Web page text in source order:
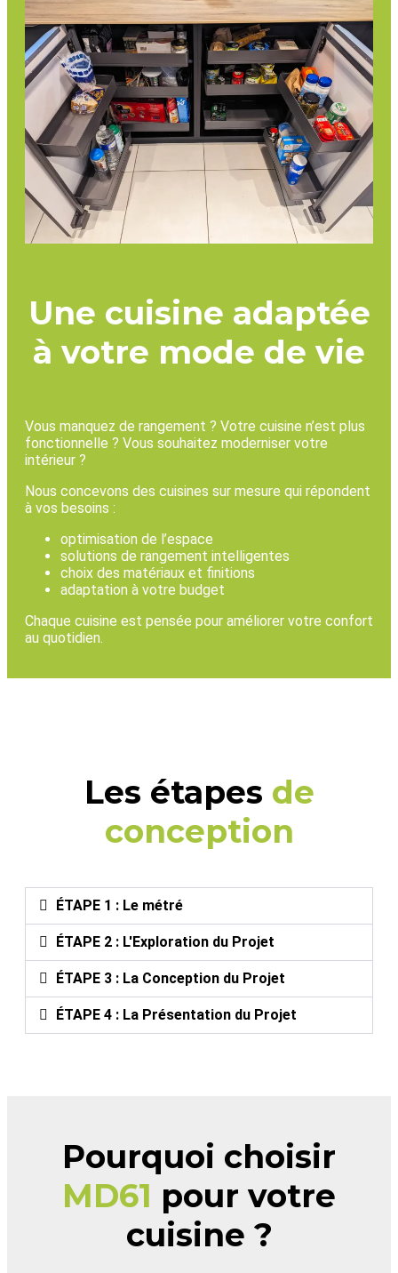
Une cuisine adaptée
à votre mode de vie
Vous manquez de rangement ? Votre cuisine n’est plus
fonctionnelle ? Vous souhaitez moderniser votre
intérieur ?
Nous concevons des cuisines sur mesure qui répondent
à vos besoins :
optimisation de l’espace
solutions de rangement intelligentes
choix des matériaux et finitions
adaptation à votre budget
Chaque cuisine est pensée pour améliorer votre confort
au quotidien.
Les étapes de
conception
ÉTAPE 1 : Le métré
ÉTAPE 2 : L'Exploration du Projet
ÉTAPE 3 : La Conception du Projet
ÉTAPE 4 : La Présentation du Projet
Pourquoi choisir
MD61 pour votre
cuisine ?